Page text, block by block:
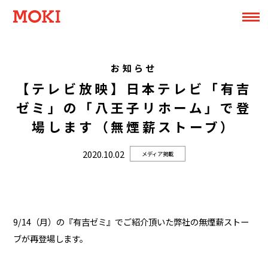
お知らせ
【テレビ放映】日本テレビ「有吉
ゼミ」の「八王子リホーム」で登
場します（無煙薪ストーブ）
2020.10.02 メディア掲載
9/14（月）の『有吉ゼミ』でご紹介頂いた弊社の無煙薪ストー
ブが再登場します。